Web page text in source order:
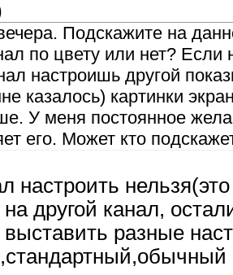
Подскажите на
по цвету или нет? Если
настроишь другой
казалось) картинки
У меня постоянное
его. Может кто
настроить
другой канал,
разные